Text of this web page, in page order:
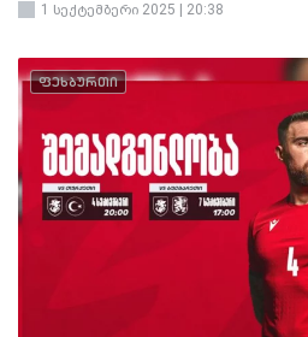
1 სექტემბერი 2025 | 20:38
ფეხბურთი